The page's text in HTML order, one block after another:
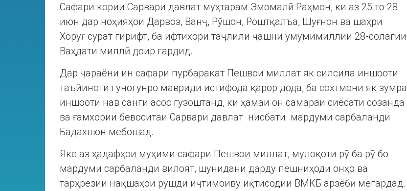
Сафари кории Сарвари давлат муҳтарам Эмомалӣ Раҳмон, ки аз 25 то 28
июн дар ноҳияҳои Дарвоз, Ванҷ, Рӯшон, Роштқалъа, Шуғнон ва шаҳри
Хоруғ сурат гирифт, ба ифтихори таҷлили ҷашни умумимиллии 28-солагии
Ваҳдати миллӣ доир гардид.
Дар ҷараёни ин сафари пурбаракат Пешвои миллат як силсила иншооти
таъйиноти гуногунро мавриди истифода қарор дода, ба сохтмони як зумра
иншооти нав санги асос гузоштанд, ки ҳамаи он самараи сиёсати созанда
ва ғамхории бевоситаи Сарвари давлат нисбати мардуми сарбаланди
Бадахшон мебошад.
Яке аз ҳадафҳои муҳими сафари Пешвои миллат, мулоқоти рӯ ба рӯ бо
мардуми сарбаланди вилоят, шунидани дарду пешниҳоди онҳо ва
тарҳрезии нақшаҳои рушди иҷтимоиву иқтисодии ВМКБ арзёбӣ мегардад.